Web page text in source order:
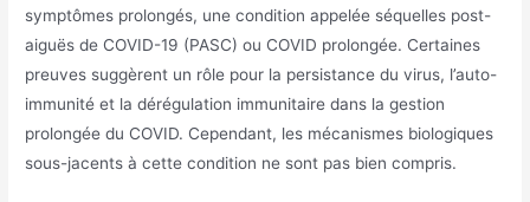
symptômes prolongés, une condition appelée séquelles post-
aiguës de COVID-19 (PASC) ou COVID prolongée. Certaines
preuves suggèrent un rôle pour la persistance du virus, l’auto-
immunité et la dérégulation immunitaire dans la gestion
prolongée du COVID. Cependant, les mécanismes biologiques
sous-jacents à cette condition ne sont pas bien compris.